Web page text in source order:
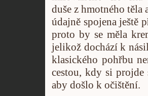
duše z hmotného těla
údajně spojena ještě
proto by se měla
jelikož dochází k
klasického pohřbu
cestou, kdy si
aby došlo k očištění.